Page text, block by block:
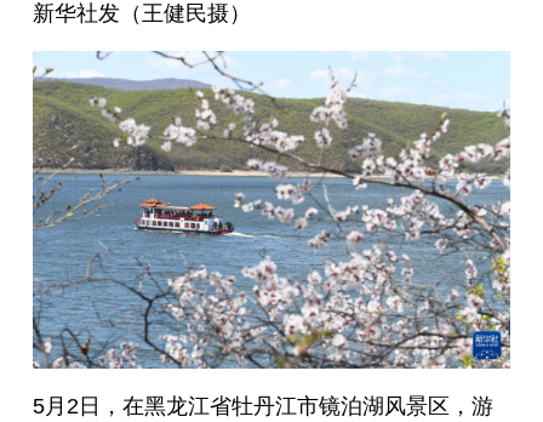
新华社发（王健民摄）
5月2日，在黑龙江省牡丹江市镜泊湖风景区，游